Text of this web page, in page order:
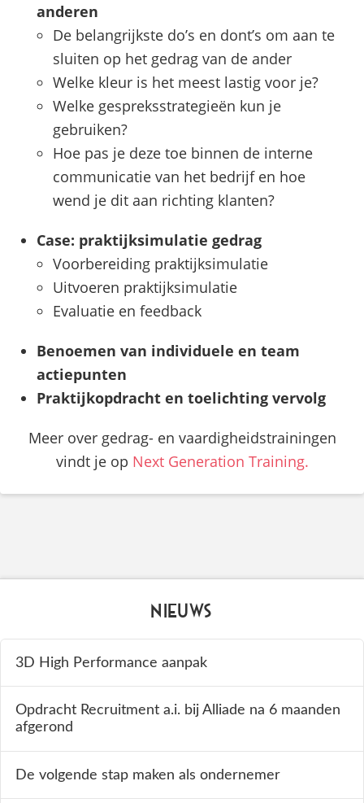
anderen
De belangrijkste do’s en dont’s om aan te
sluiten op het gedrag van de ander
Welke kleur is het meest lastig voor je?
Welke gespreksstrategieën kun je
gebruiken?
Hoe pas je deze toe binnen de interne
communicatie van het bedrijf en hoe
wend je dit aan richting klanten?
Case: praktijksimulatie gedrag
Voorbereiding praktijksimulatie
Uitvoeren praktijksimulatie
Evaluatie en feedback
Benoemen van individuele en team
actiepunten
Praktijkopdracht en toelichting vervolg
Meer over gedrag- en vaardigheidstrainingen
vindt je op Next Generation Training.
Nieuws
3D High Performance aanpak
Opdracht Recruitment a.i. bij Alliade na 6 maanden
afgerond
De volgende stap maken als ondernemer